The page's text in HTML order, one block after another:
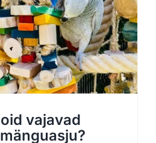
vajavad